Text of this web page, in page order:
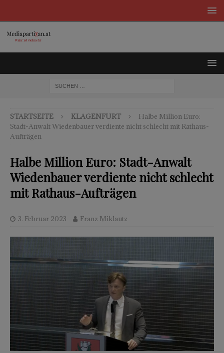
STARTSEITE KLAGENFURT
Halbe Million Euro:
Stadt-Anwalt Wiedenbauer verdiente nicht schlecht mit Rathaus-
Aufträgen
Halbe Million Euro: Stadt-Anwalt
Wiedenbauer verdiente nicht schlecht
mit Rathaus-Aufträgen
3. Februar 2023 Franz Miklautz